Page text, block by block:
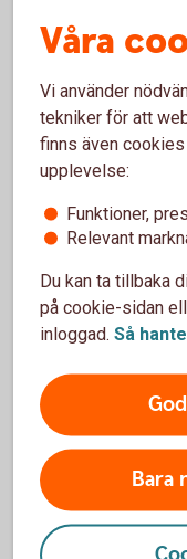
Anmäl
Anmäl skada
Anmäl
samarbetspartner
din skadeanmälan.
Skada inom
Telefon 0771-
Våra
Vi använder
tekniker för att
finns även
upplevelse:
Funktioner,
Relevant
Du kan ta tillbaka
på cookie-sidan
inloggad. Så
Bara